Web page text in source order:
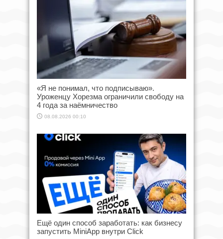
«Я не понимал, что подписываю».
Уроженцу Хорезма ограничили свободу на
4 года за наёмничество
08.08.2026 00:10
Ещё один способ заработать: как бизнесу
запустить MiniApp внутри Click